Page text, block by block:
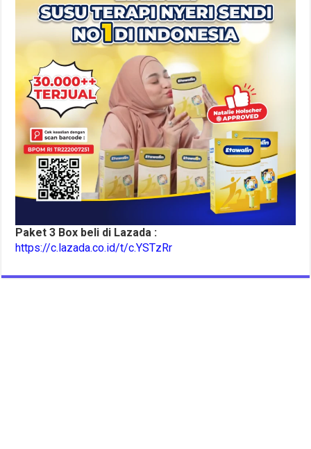
Paket 3 Box beli di Lazada :
https://c.lazada.co.id/t/c.YSTzRr